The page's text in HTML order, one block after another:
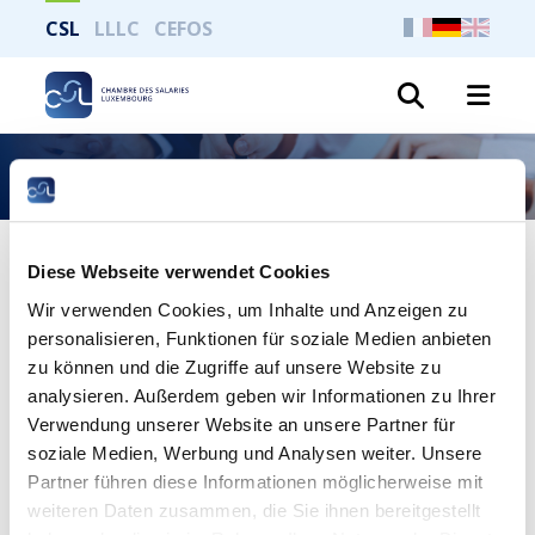
Diese Webseite verwendet Cookies
Wir verwenden Cookies, um Inhalte und Anzeigen zu
personalisieren, Funktionen für soziale Medien anbieten
zu können und die Zugriffe auf unsere Website zu
analysieren. Außerdem geben wir Informationen zu Ihrer
Verwendung unserer Website an unsere Partner für
soziale Medien, Werbung und Analysen weiter. Unsere
Partner führen diese Informationen möglicherweise mit
weiteren Daten zusammen, die Sie ihnen bereitgestellt
CSL LLLC CEFOS
Begriff “Lohn”
Was ist unter dem Begriff "Lohn" zu
verstehen?
Der Lohn ist die direkte Gegenleistung für die Arbeit, die der
Arbeitnehmer für seinen Arbeitgeber leistet.
Gesetzestext